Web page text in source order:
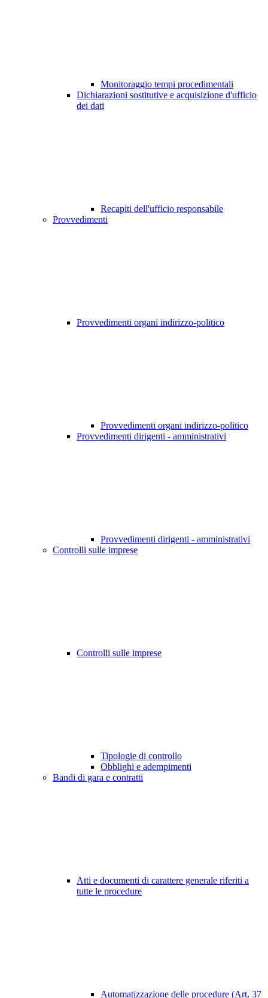
Monitoraggio tempi procedimentali
Dichiarazioni sostitutive e acquisizione d'ufficio
dei dati
Recapiti dell'ufficio responsabile
Provvedimenti
Provvedimenti organi indirizzo-politico
Provvedimenti organi indirizzo-politico
Provvedimenti dirigenti - amministrativi
Provvedimenti dirigenti - amministrativi
Controlli sulle imprese
Controlli sulle imprese
Tipologie di controllo
Obblighi e adempimenti
Bandi di gara e contratti
Atti e documenti di carattere generale riferiti a
tutte le procedure
Automatizzazione delle procedure (Art. 37